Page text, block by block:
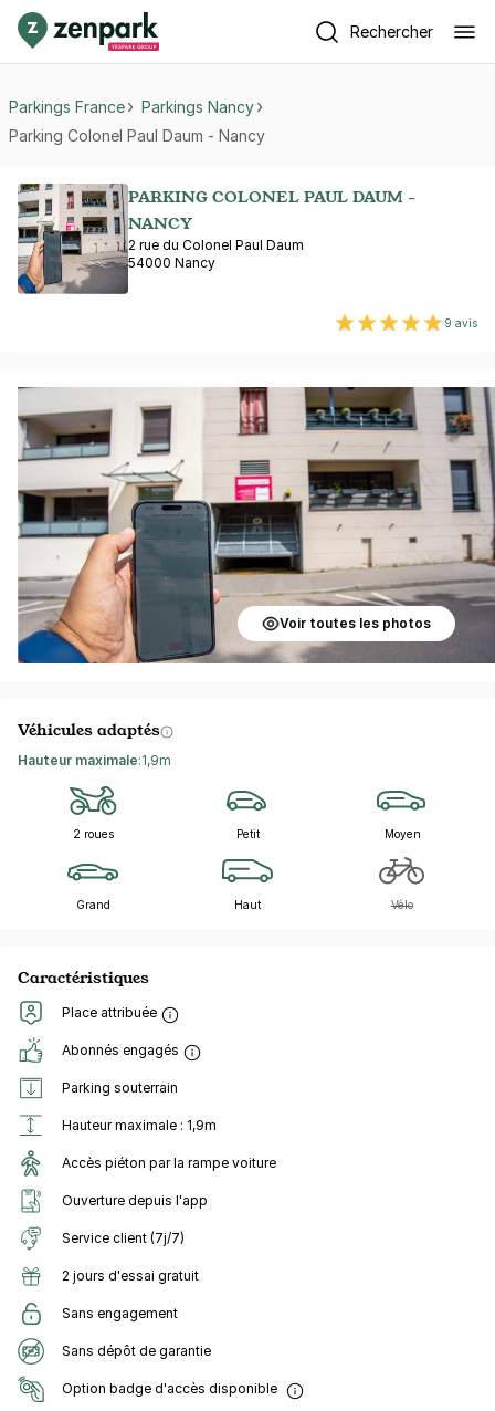
Rechercher
Parkings France
Parkings Nancy
Parking Colonel Paul Daum - Nancy
PARKING COLONEL PAUL DAUM -
NANCY
2 rue du Colonel Paul Daum
54000 Nancy
9 avis
Voir toutes les photos
Véhicules adaptés
Hauteur maximale:1,9m
2 roues Petit Moyen
Grand Haut Vélo
Caractéristiques
Place attribuée
Abonnés engagés
Parking souterrain
Hauteur maximale : 1,9m
Accès piéton par la rampe voiture
Ouverture depuis l'app
Service client (7j/7)
2 jours d'essai gratuit
Sans engagement
Sans dépôt de garantie
Option badge d'accès disponible